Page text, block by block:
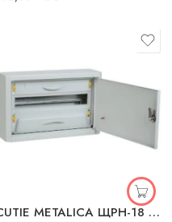
CUTIE METALICA ЩРН-18 440X265X120 IP54 IEK